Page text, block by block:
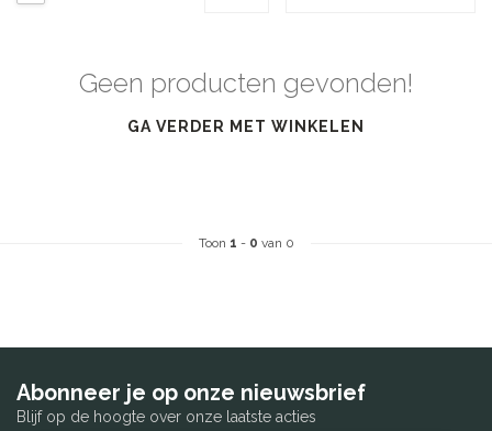
Geen producten gevonden!
GA VERDER MET WINKELEN
Toon 1 - 0 van 0
Abonneer je op onze nieuwsbrief
Blijf op de hoogte over onze laatste acties